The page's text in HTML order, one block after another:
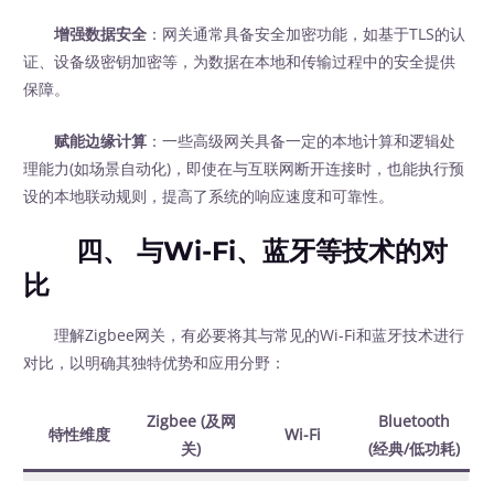
增强数据安全 ：网关通常具备安全加密功能，如基于TLS的认
证、设备级密钥加密等，为数据在本地和传输过程中的安全提供
保障。
赋能边缘计算 ：一些高级网关具备一定的本地计算和逻辑处
理能力(如场景自动化)，即使在与互联网断开连接时，也能执行预
设的本地联动规则，提高了系统的响应速度和可靠性。
四、 与Wi-Fi、蓝牙等技术的对
比
理解Zigbee网关，有必要将其与常见的Wi-Fi和蓝牙技术进行
对比，以明确其独特优势和应用分野：
特性维度
Zigbee (及网
关)
Wi-Fi
Bluetooth
(经典/低功耗)